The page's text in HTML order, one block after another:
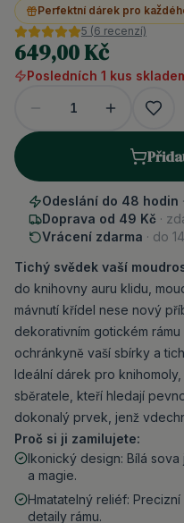
Perfektní dárek pro
5 (6 recenzí)
649,00 Kč
Posledních 1 kus
1
Odeslání do 48 hodin
Doprava od 49 Kč ·
Vrácení zdarma · do
Tichý svědek vaší
do knihovny auru klidu,
mávnutí křídel nese nový
dekorativním gotickém
ochránkyně vaší sbírky a
Ideální dárek pro
sběratele, kteří hledají
dokonalý prvek, jenž
Proč si ji zamilujete:
Ikonický design: Bílá
a magie.
Hmatatelný reliéf:
detaily rámu.